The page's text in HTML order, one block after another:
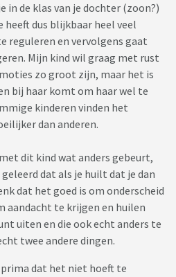
in de klas van je dochter (zoon?)
heeft dus blijkbaar heel veel
reguleren en vervolgens gaat
Mijn kind wil graag met rust
zo groot zijn, maar het is
bij haar komt om haar wel te
kinderen vinden het
dan anderen.
dit kind wat anders gebeurt,
dat als je huilt dat je dan
dat het goed is om onderscheid
aandacht te krijgen en huilen
uiten en die ook echt anders te
twee andere dingen.
dat het niet hoeft te